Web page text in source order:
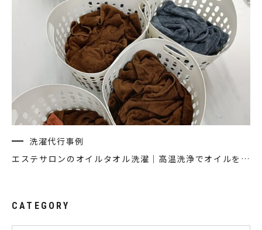
洗濯代行事例
エステサロンのオイルタオル洗濯｜高温洗浄でオイルを落とす方法
CATEGORY